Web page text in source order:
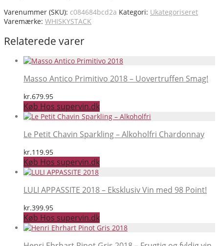
Varenummer (SKU): c084684bcd2a Kategori: Ukategoriseret
Varemærke: WHISKYSTACK
Relaterede varer
Masso Antico Primitivo 2018 – Uovertruffen Smag!
kr.679.95
Køb Hos supervin.dk
Le Petit Chavin Sparkling – Alkoholfri Chardonnay
kr.119.95
Køb Hos supervin.dk
LULI APPASSITE 2018 – Eksklusiv Vin med 98 Point!
kr.399.95
Køb Hos supervin.dk